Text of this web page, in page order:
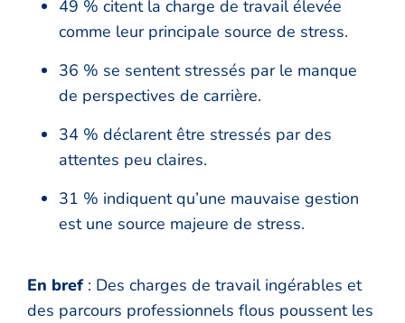
49 % citent la charge de travail élevée
comme leur principale source de stress.
36 % se sentent stressés par le manque
de perspectives de carrière.
34 % déclarent être stressés par des
attentes peu claires.
31 % indiquent qu’une mauvaise gestion
est une source majeure de stress.
En bref: Des charges de travail ingérables et
des parcours professionnels flous poussent les